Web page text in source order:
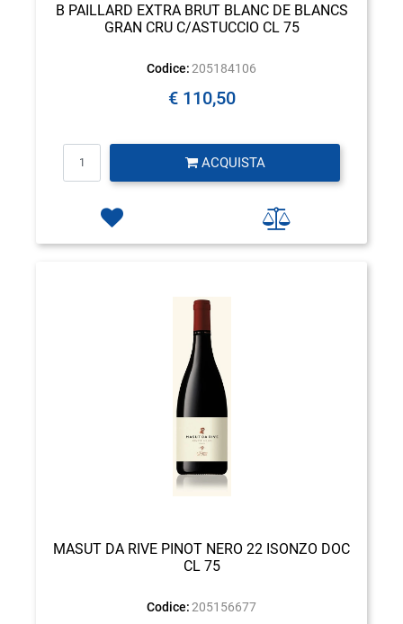
B PAILLARD EXTRA BRUT BLANC DE BLANCS
GRAN CRU C/ASTUCCIO CL 75
Codice: 205184106
€ 110,50
ACQUISTA
MASUT DA RIVE PINOT NERO 22 ISONZO DOC
CL 75
Codice: 205156677